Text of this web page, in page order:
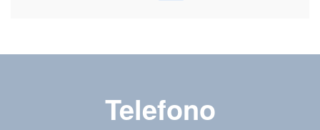
Telefono